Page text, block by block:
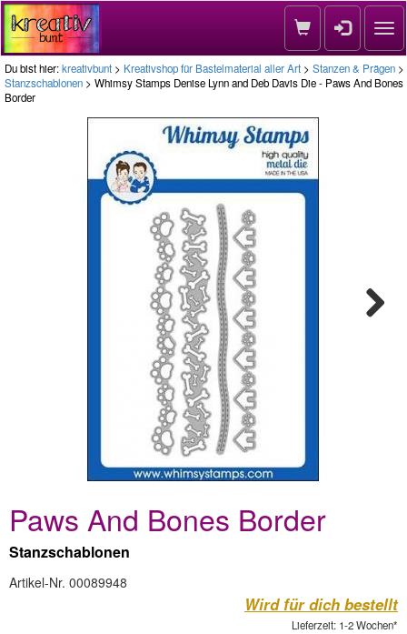
Du bist hier:kreativbunt > Kreativshop für Bastelmaterial aller Art > Stanzen & Prägen >
Stanzschablonen > Whimsy Stamps Denise Lynn and Deb Davis Die - Paws And Bones
Border
Paws And Bones Border
Stanzschablonen
Artikel-Nr. 00089948
Wird für dich bestellt
Lieferzeit: 1-2 Wochen*